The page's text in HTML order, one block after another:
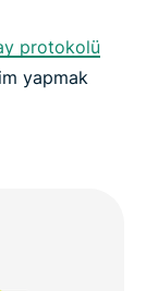
protokolü
yapmak